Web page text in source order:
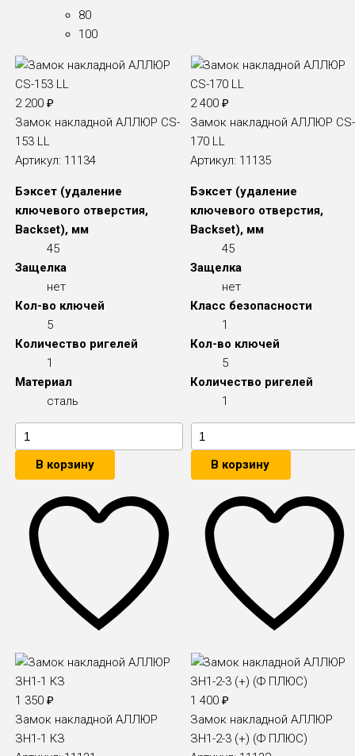
80
100
2 200₽
Замок накладной АЛЛЮР CS-
153 LL
Артикул: 11134
Бэксет (удаление
ключевого отверстия,
Backset), мм
45
Защелка
нет
Кол-во ключей
5
Количество ригелей
1
Материал
сталь
В корзину
2 400₽
Замок накладной АЛЛЮР CS-
170 LL
Артикул: 11135
Бэксет (удаление
ключевого отверстия,
Backset), мм
45
Защелка
нет
Класс безопасности
1
Кол-во ключей
5
Количество ригелей
1
В корзину
1 350₽
Замок накладной АЛЛЮР
ЗН1-1 КЗ
1 400₽
Замок накладной АЛЛЮР
ЗН1-2-3 (+) (Ф ПЛЮС)